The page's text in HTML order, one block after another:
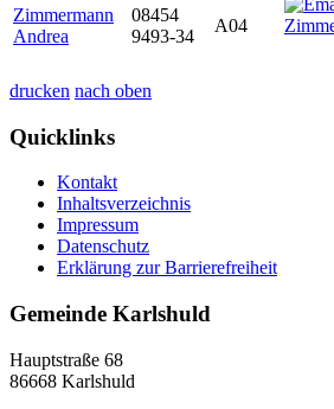
Zimmermann
Andrea
08454
9493-34
A04
drucken nach oben
Quicklinks
Kontakt
Inhaltsverzeichnis
Impressum
Datenschutz
Erklärung zur Barrierefreiheit
Gemeinde Karlshuld
Hauptstraße 68
86668 Karlshuld